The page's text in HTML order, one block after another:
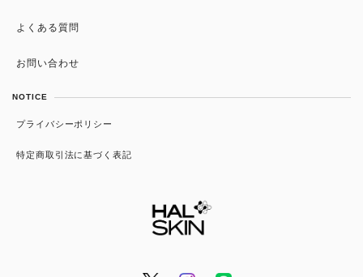
色素沈着・くすみ
よくある質問
お問い合わせ
NOTICE
プライバシーポリシー
特定商取引法に基づく表記